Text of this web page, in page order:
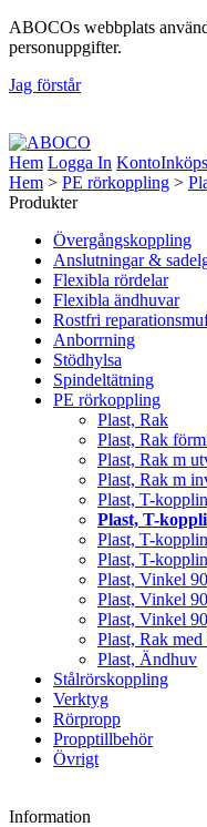
ABOCOs webbplats
personuppgifter.
Jag förstår
Hem Logga In Konto
Hem > PE rörkoppling >
Produkter
Övergångskoppling
Anslutningar &
Flexibla rördelar
Flexibla ändhuvar
Rostfri
Anborrning
Stödhylsa
Spindeltätning
PE rörkoppling
Plast, Rak
Plast, Rak
Plast, Rak m
Plast, Rak m
Plast, T-
Plast, T-
Plast, T-
Plast, T-
Plast, Vinkel
Plast, Vinkel
Plast, Vinkel
Plast, Rak med
Plast, Ändhuv
Stålrörskoppling
Verktyg
Rörpropp
Propptillbehör
Övrigt
Information